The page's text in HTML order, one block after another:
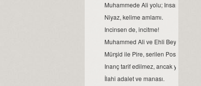
Muhammede Ali yolu; Insanlığın,
Niyaz, kelime amlamı.
Incinsen de, incitme!
Muhammed Ali ve Ehli Beyt’ine,
Mürşid ile Pire, serilen Postun
Inanç tarif edilmez, ancak yaşanır...
İlahi adalet ve manası.